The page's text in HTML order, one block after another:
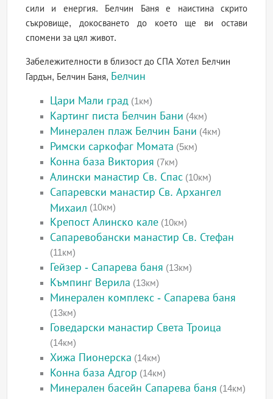
сили и енергия. Белчин Баня е наистина скрито
съкровище, докосването до което ще ви остави
спомени за цял живот.
Забележителности в близост до СПА Хотел Белчин
Гардън, Белчин Баня, Белчин
Цари Мали град (1км)
Картинг писта Белчин Бани (4км)
Минерален плаж Белчин Бани (4км)
Римски саркофаг Момата (5км)
Конна база Виктория (7км)
Алински манастир Св. Спас (10км)
Сапаревски манастир Св. Архангел
Михаил (10км)
Крепост Алинско кале (10км)
Сапаревобански манастир Св. Стефан
(11км)
Гейзер - Сапарева баня (13км)
Къмпинг Верила (13км)
Минерален комплекс - Сапарева баня
(13км)
Говедарски манастир Света Троица
(14км)
Хижа Пионерска (14км)
Конна база Адгор (14км)
Минерален басейн Сапарева баня (14км)